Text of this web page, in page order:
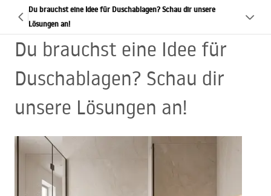
Du brauchst eine Idee für Duschablagen? Schau dir unsere
Lösungen an!
Du brauchst eine Idee für
Duschablagen? Schau dir
unsere Lösungen an!